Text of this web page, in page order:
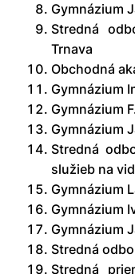
Gymnázium
Stredná
Trnava
Obchodná
Gymnázium
Gymnázium
Gymnázium
Stredná
služieb na
Gymnázium
Gymnázium
Gymnázium
Stredná
Stredná